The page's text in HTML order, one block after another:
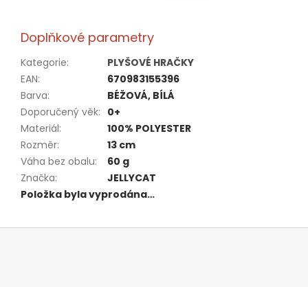
Doplňkové parametry
Kategorie:
PLYŠOVÉ HRAČKY
EAN:
670983155396
Barva:
BÉŽOVÁ, BÍLÁ
Doporučený věk: 0+
Materiál:
100% POLYESTER
Rozměr:
13 cm
Váha bez obalu:
60 g
Značka:
JELLYCAT
Položka byla vyprodána…
Z